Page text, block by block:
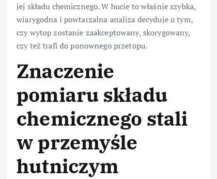
jej składu chemicznego. W hucie to właśnie szybka,
wiarygodna i powtarzalna analiza decyduje o tym,
czy wytop zostanie zaakceptowany, skorygowany,
czy też trafi do ponownego przetopu.
Znaczenie
pomiaru składu
chemicznego stali
w przemyśle
hutniczym